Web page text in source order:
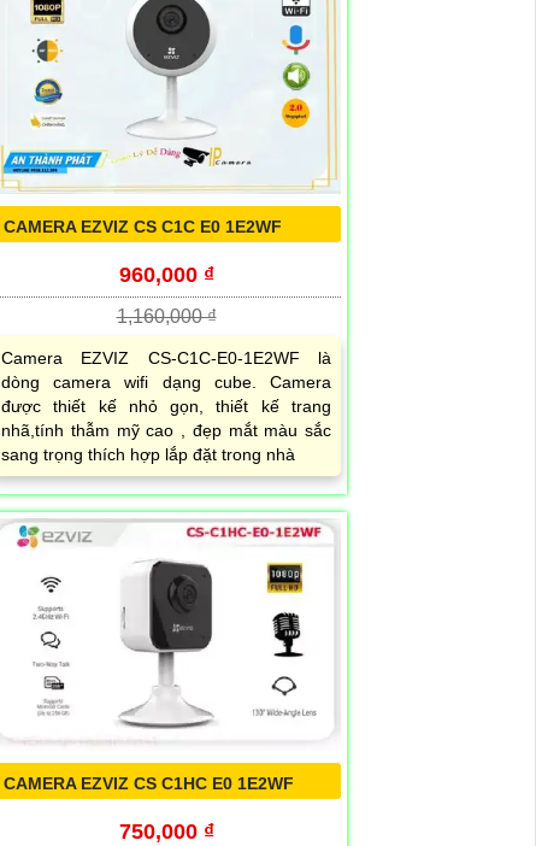
CAMERA EZVIZ CS C1C E0 1E2WF
960,000 ₫
1,160,000 ₫
Camera EZVIZ CS-C1C-E0-1E2WF là
dòng camera wifi dạng cube. Camera
được thiết kế nhỏ gọn, thiết kế trang
nhã,tính thẫm mỹ cao , đẹp mắt màu sắc
sang trọng thích hợp lắp đặt trong nhà
CAMERA EZVIZ CS C1HC E0 1E2WF
750,000 ₫